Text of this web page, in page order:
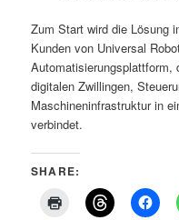
Zum Start wird die Lösung
Kunden von Universal
Automatisierungsplattform,
digitalen Zwillingen,
Maschineninfrastruktur in
verbindet.
SHARE: